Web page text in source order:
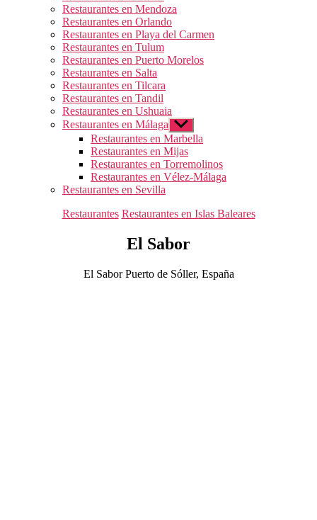
Restaurantes en Mendoza
Restaurantes en Orlando
Restaurantes en Playa del Carmen
Restaurantes en Tulum
Restaurantes en Puerto Morelos
Restaurantes en Salta
Restaurantes en Tilcara
Restaurantes en Tandil
Restaurantes en Ushuaia
Restaurantes en Málaga Mostrar
el
submenú
Restaurantes en Marbella
Restaurantes en Mijas
Restaurantes en Torremolinos
Restaurantes en Vélez-Málaga
Restaurantes en Sevilla
Categorías
Restaurantes Restaurantes en Islas Baleares
El Sabor
El Sabor Puerto de Sóller, España